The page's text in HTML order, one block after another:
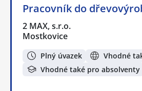
Pracovník do
2 MAX, s.r.o.
Mostkovice
Plný úvazek
Vhodné
Vhodné také pro absolventy